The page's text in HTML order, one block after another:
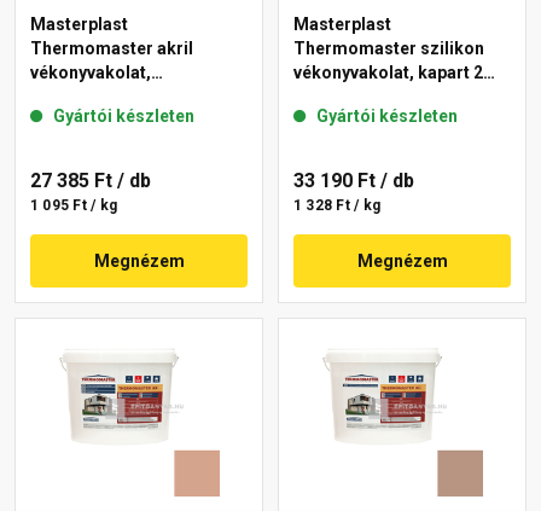
Masterplast
Thermomaster akril
vékonyvakolat,
18-E 25 kg
Gyártói készleten
27 385 Ft / db
1 095 Ft / kg
Megnézem
Masterplast
Thermomaster szilikon
vékonyvakolat, kapart 2
Gyártói készleten
33 190 Ft / db
1 328 Ft / kg
Megnézem